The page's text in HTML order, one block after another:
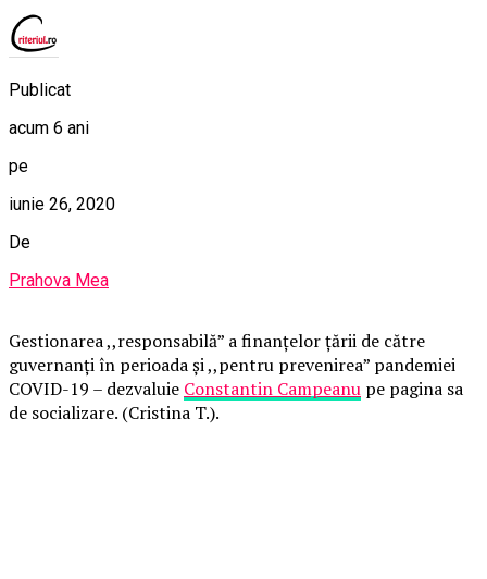
Publicat
acum 6 ani
pe
iunie 26, 2020
De
Prahova Mea
Gestionarea ,,responsabilă” a finanțelor țării de către
guvernanți în perioada și ,,pentru prevenirea” pandemiei
COVID-19 – dezvaluie Constantin Campeanu pe pagina sa
de socializare. (Cristina T.).